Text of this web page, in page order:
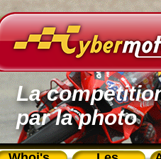
La
par la photo